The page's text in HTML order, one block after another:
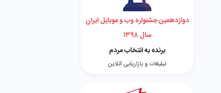
دوازدهمین جشنواره وب و موبایل ایران
سال ۱۳۹۸
برنده به انتخاب مردم
تبلیغات و بازاریابی آنلاین